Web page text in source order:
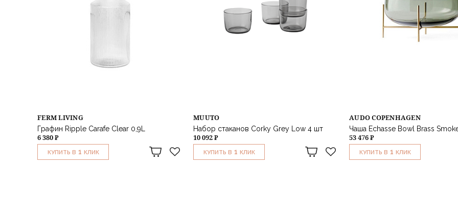
FERM LIVING
Графин Ripple Carafe Clear 0,9L
6 380 ₽
КУПИТЬ В 1 КЛИК
MUUTO
Набор стаканов Corky Grey Low 4 шт
10 092 ₽
КУПИТЬ В 1 КЛИК
AUDO COPENHAGEN
Чаша Echasse Bowl Brass
53 476 ₽
КУПИТЬ В 1 КЛИК